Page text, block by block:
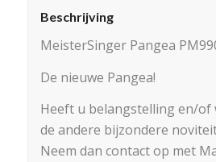
Beschrijving
MeisterSinger Pangea
De nieuwe Pangea!
Heeft u belangstelling en/of
de andere bijzondere
Neem dan contact op met